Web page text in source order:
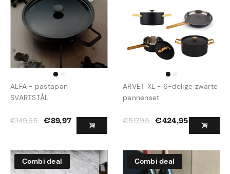
ALFA - pastapan
SVARTSTÅL
€149,95 €89,97
ARVET XL - 6-delige zwarte
pannenset
€517,95 €424,95
Combi deal Combi deal